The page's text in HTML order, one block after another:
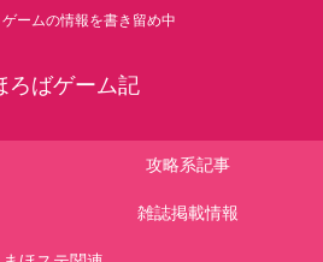
ームの情報を書き留め中
ろばゲーム記
攻略系記事
雑誌掲載情報